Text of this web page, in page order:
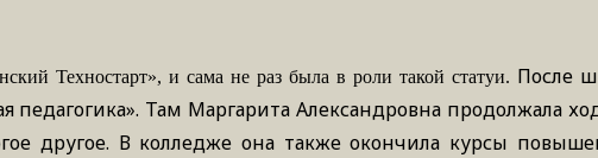
Техностарт», и сама не раз была в роли такой статуи. После
Там Маргарита Александровна продолжала
другое. В колледже она также окончила курсы